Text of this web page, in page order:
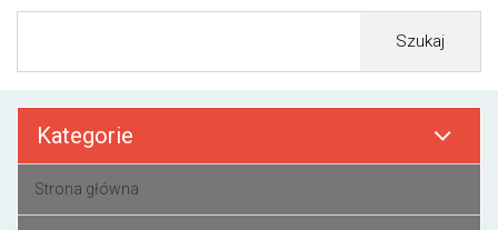
Szukaj
Kategorie
Strona główna